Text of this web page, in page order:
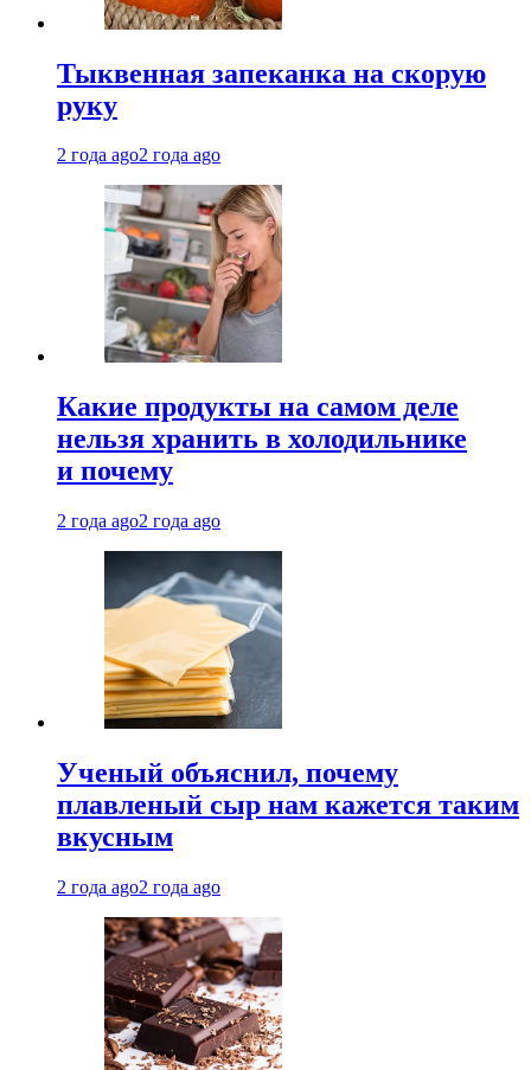
Тыквенная запеканка на скорую
руку
2 года ago2 года ago
Какие продукты на самом деле
нельзя хранить в холодильнике
и почему
2 года ago2 года ago
Ученый объяснил, почему
плавленый сыр нам кажется таким
вкусным
2 года ago2 года ago